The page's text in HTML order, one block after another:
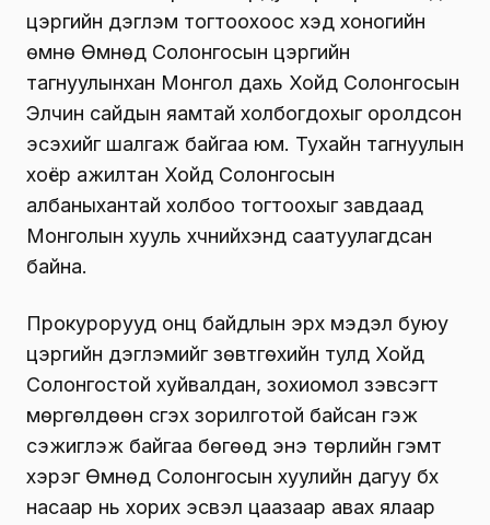
цэргийн дэглэм тогтоохоос хэд хоногийн
өмнө Өмнөд Солонгосын цэргийн
тагнуулынхан Монгол дахь Хойд Солонгосын
Элчин сайдын яамтай холбогдохыг оролдсон
эсэхийг шалгаж байгаа юм. Тухайн тагнуулын
хоёр ажилтан Хойд Солонгосын
албаныхантай холбоо тогтоохыг завдаад
Монголын хууль хүчнийхэнд саатуулагдсан
байна.
Прокурорууд онц байдлын эрх мэдэл буюу
цэргийн дэглэмийг зөвтгөхийн тулд Хойд
Солонгостой хуйвалдан, зохиомол зэвсэгт
мөргөлдөөн үүсгэх зорилготой байсан гэж
сэжиглэж байгаа бөгөөд энэ төрлийн гэмт
хэрэг Өмнөд Солонгосын хуулийн дагуу бүх
насаар нь хорих эсвэл цаазаар авах ялаар